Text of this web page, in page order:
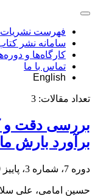
فهرست نشریات
سامانه نشر
کارگاه‌ها و
تماس با ما
English
تعداد مقالات: 3
برآورد بارش
دوره 7، شماره 3، پاییز 1399، صفحه
حسین امامی، علی